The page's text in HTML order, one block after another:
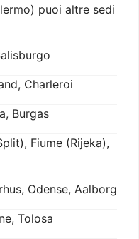
puoi altre sedi
Charleroi
Burgas
Fiume (Rijeka),
Odense, Aalborg
Tolosa